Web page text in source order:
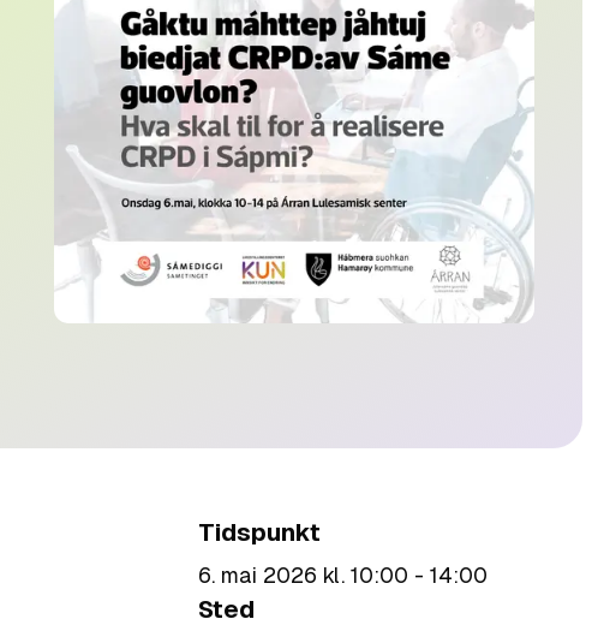
Tidspunkt
6. mai 2026 kl. 10:00 - 14:00
Sted